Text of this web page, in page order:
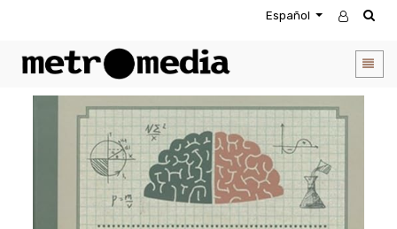
Español